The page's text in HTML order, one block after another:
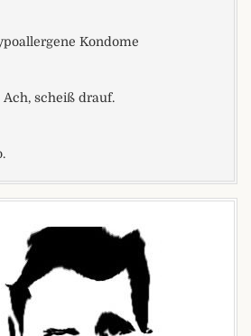
Kondome
scheiß drauf.